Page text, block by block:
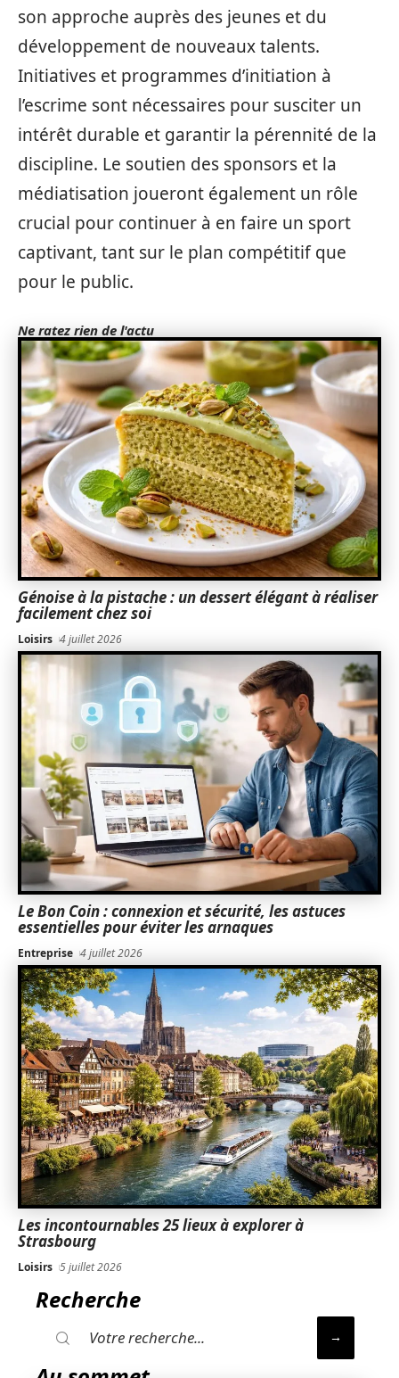
son approche auprès des jeunes et du
développement de nouveaux talents.
Initiatives et programmes d’initiation à
l’escrime sont nécessaires pour susciter un
intérêt durable et garantir la pérennité de la
discipline. Le soutien des sponsors et la
médiatisation joueront également un rôle
crucial pour continuer à en faire un sport
captivant, tant sur le plan compétitif que
pour le public.
Ne ratez rien de l'actu
Génoise à la pistache : un dessert élégant à réaliser
facilement chez soi
Loisirs 4 juillet 2026
Le Bon Coin : connexion et sécurité, les astuces
essentielles pour éviter les arnaques
Entreprise 4 juillet 2026
Les incontournables 25 lieux à explorer à
Strasbourg
Loisirs 5 juillet 2026
Recherche